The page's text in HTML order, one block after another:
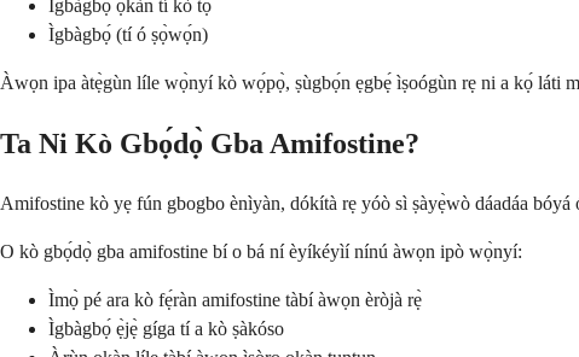
Ìgbàgbọ́ ọkàn tí kò tọ́
Ìgbàgbọ́ (tí ó ṣọ̀wọ́n)
Àwọn ipa àtẹ̀gùn líle wọ̀nyí kò wọ́pọ̀, ṣùgbọ́n ẹgbẹ́ ìṣoógùn rẹ ni a kọ́ láti
Ta Ni Kò Gbọ́dọ̀ Gba Amifostine?
Amifostine kò yẹ fún gbogbo ènìyàn, dókítà rẹ yóò sì ṣàyẹ̀wò dáadáa
O kò gbọ́dọ̀ gba amifostine bí o bá ní èyíkéyìí nínú àwọn ipò wọ̀nyí:
Ìmọ̀ pé ara kò fẹ́ràn amifostine tàbí àwọn èròjà rẹ̀
Ìgbàgbọ́ ẹ̀jẹ̀ gíga tí a kò ṣàkóso